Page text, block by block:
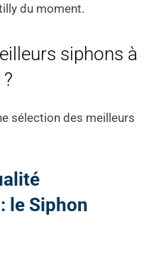
du moment.
siphons à
sélection des meilleurs
le Siphon